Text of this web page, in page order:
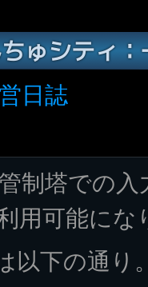
ゅシティ
日誌
制塔での
用可能にな
以下の通り